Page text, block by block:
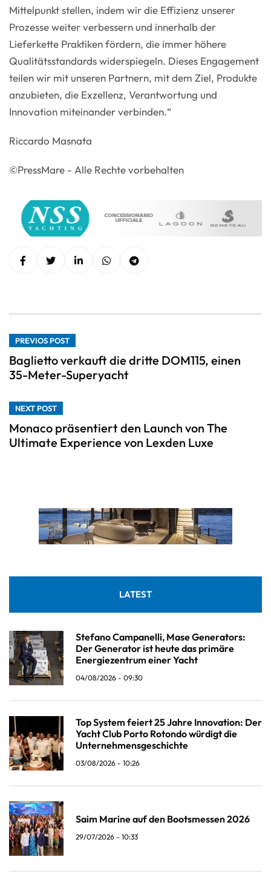
Mittelpunkt stellen, indem wir die Effizienz unserer
Prozesse weiter verbessern und innerhalb der
Lieferkette Praktiken fördern, die immer höhere
Qualitätsstandards widerspiegeln. Dieses Engagement
teilen wir mit unseren Partnern, mit dem Ziel, Produkte
anzubieten, die Exzellenz, Verantwortung und
Innovation miteinander verbinden.“
Riccardo Masnata
©PressMare - Alle Rechte vorbehalten
PREVIOS POST
Baglietto verkauft die dritte DOM115, einen
35-Meter-Superyacht
NEXT POST
Monaco präsentiert den Launch von The
Ultimate Experience von Lexden Luxe
LATEST
Stefano Campanelli, Mase Generators:
Der Generator ist heute das primäre
Energiezentrum einer Yacht
04/08/2026 - 09:30
Top System feiert 25 Jahre Innovation: Der
Yacht Club Porto Rotondo würdigt die
Unternehmensgeschichte
03/08/2026 - 10:26
Saim Marine auf den Bootsmessen 2026
29/07/2026 - 10:33